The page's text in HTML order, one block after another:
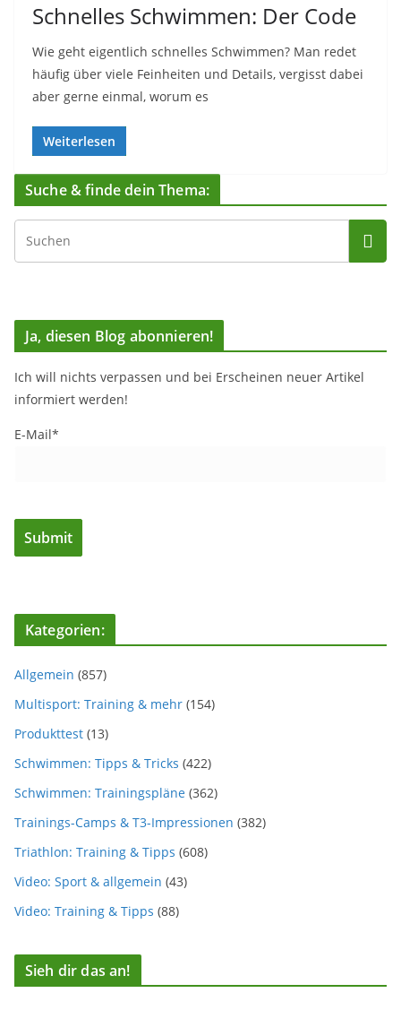
Schnelles Schwimmen: Der Code
Wie geht eigentlich schnelles Schwimmen? Man redet
häufig über viele Feinheiten und Details, vergisst dabei
aber gerne einmal, worum es
Weiterlesen
Suche & finde dein Thema:
Ja, diesen Blog abonnieren!
Ich will nichts verpassen und bei Erscheinen neuer Artikel
informiert werden!
E-Mail*
Kategorien:
Allgemein (857)
Multisport: Training & mehr (154)
Produkttest (13)
Schwimmen: Tipps & Tricks (422)
Schwimmen: Trainingspläne (362)
Trainings-Camps & T3-Impressionen (382)
Triathlon: Training & Tipps (608)
Video: Sport & allgemein (43)
Video: Training & Tipps (88)
Sieh dir das an!